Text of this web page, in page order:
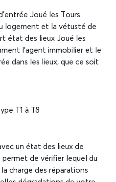
Joué les Tours
logement et la vétusté de
état des lieux Joué les
l’agent immobilier et le
dans les lieux, que ce soit
T1 à T8
un état des lieux de
de vérifier lequel du
charge des réparations